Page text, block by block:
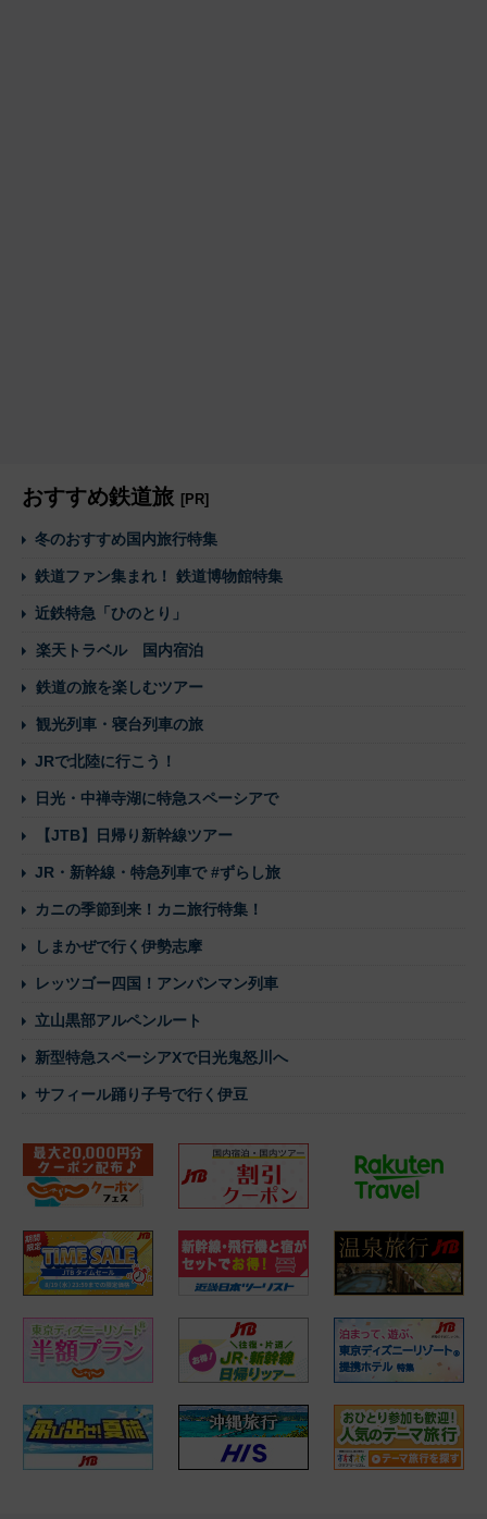
おすすめ鉄道旅 [PR]
冬のおすすめ国内旅行特集
鉄道ファン集まれ！ 鉄道博物館特集
近鉄特急「ひのとり」
楽天トラベル 国内宿泊
鉄道の旅を楽しむツアー
観光列車・寝台列車の旅
JRで北陸に行こう！
日光・中禅寺湖に特急スペーシアで
【JTB】日帰り新幹線ツアー
JR・新幹線・特急列車で #ずらし旅
カニの季節到来！カニ旅行特集！
しまかぜで行く伊勢志摩
レッツゴー四国！アンパンマン列車
立山黒部アルペンルート
新型特急スペーシアXで日光鬼怒川へ
サフィール踊り子号で行く伊豆